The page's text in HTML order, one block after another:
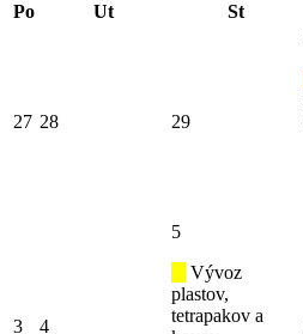
Po
Ut St
27 28 29
3 4
5
Vývoz
plastov,
tetrapakov a